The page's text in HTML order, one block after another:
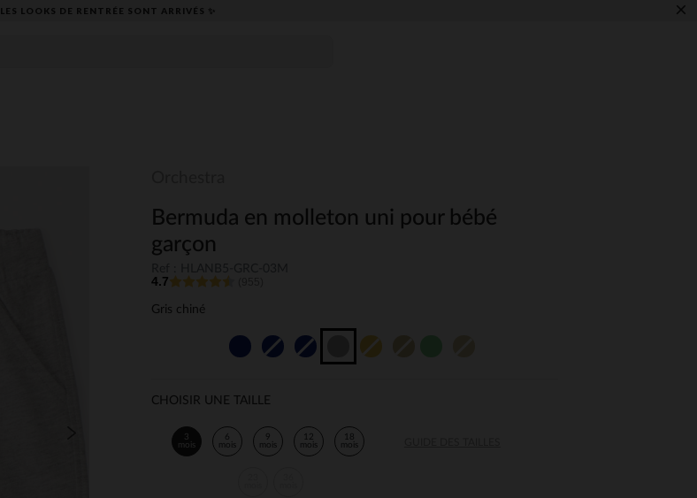
LES LOOKS DE RENTRÉE SONT ARRIVÉS ✨ ×
Bermuda en molleton uni pour bébé
garçon
4.7
Gris chiné
CHOISIR UNE TAILLE
3
mois
6
mois
9
mois
12
mois
18
mois